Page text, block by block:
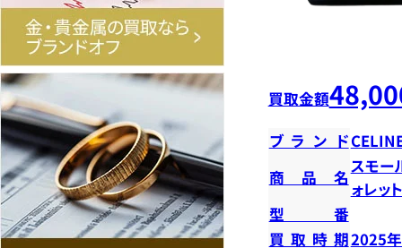
買取金額
ブランド
商品名
スモー
ォレッ
型番
買取時期2025